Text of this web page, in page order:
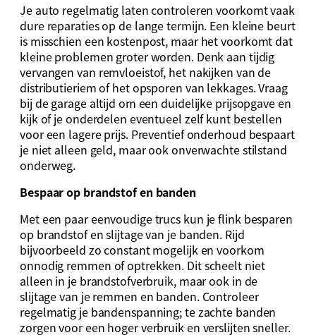
Je auto regelmatig laten controleren voorkomt vaak
dure reparaties op de lange termijn. Een kleine beurt
is misschien een kostenpost, maar het voorkomt dat
kleine problemen groter worden. Denk aan tijdig
vervangen van remvloeistof, het nakijken van de
distributieriem of het opsporen van lekkages. Vraag
bij de garage altijd om een duidelijke prijsopgave en
kijk of je onderdelen eventueel zelf kunt bestellen
voor een lagere prijs. Preventief onderhoud bespaart
je niet alleen geld, maar ook onverwachte stilstand
onderweg.
Bespaar op brandstof en banden
Met een paar eenvoudige trucs kun je flink besparen
op brandstof en slijtage van je banden. Rijd
bijvoorbeeld zo constant mogelijk en voorkom
onnodig remmen of optrekken. Dit scheelt niet
alleen in je brandstofverbruik, maar ook in de
slijtage van je remmen en banden. Controleer
regelmatig je bandenspanning; te zachte banden
zorgen voor een hoger verbruik en verslijten sneller.